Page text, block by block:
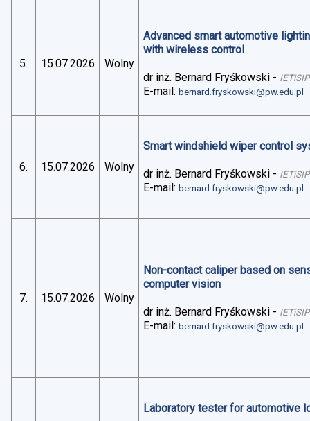
5. 15.07.2026 Wolny
Advanced smart automotive
with wireless control
dr inż. Bernard Fryśkowski - IETiSIP
E-mail:bernard.fryskowski@pw.edu.pl
6. 15.07.2026 Wolny
Smart windshield wiper control
dr inż. Bernard Fryśkowski - IETiSIP
E-mail:bernard.fryskowski@pw.edu.pl
7. 15.07.2026 Wolny
Non-contact caliper based on
computer vision
dr inż. Bernard Fryśkowski - IETiSIP
E-mail:bernard.fryskowski@pw.edu.pl
Laboratory tester for automotive